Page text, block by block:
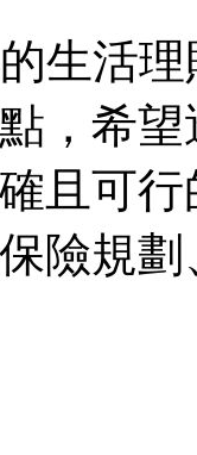
生活
，希
且可
險規